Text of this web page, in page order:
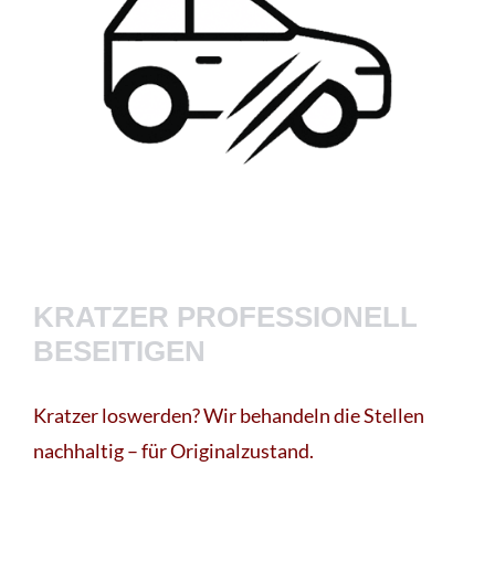
KRATZER PROFESSIONELL
BESEITIGEN
Kratzer loswerden? Wir behandeln die Stellen
nachhaltig – für Originalzustand.